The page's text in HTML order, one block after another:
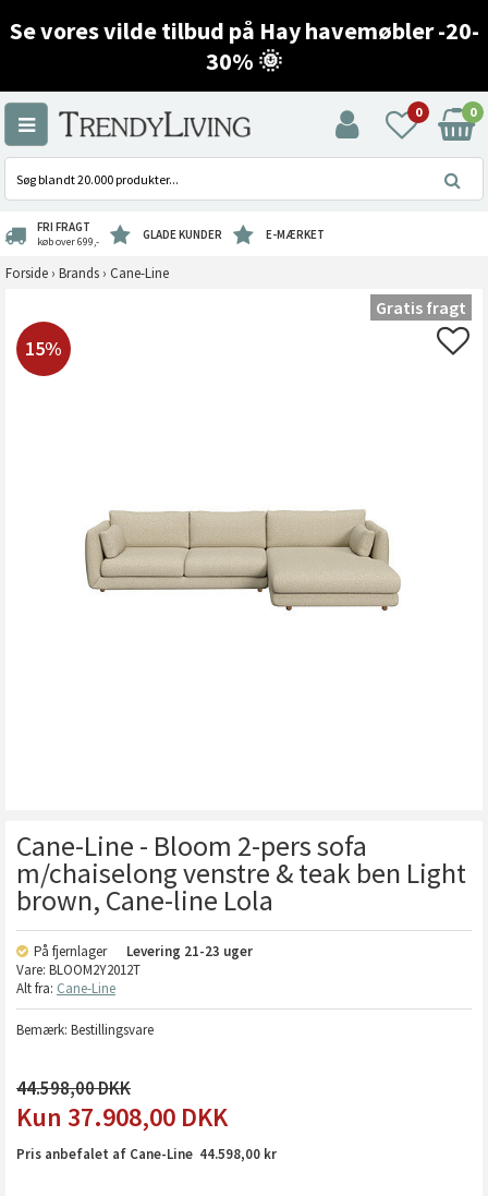
Se vores vilde tilbud på Hay havemøbler -20-
30% 🌞
0 0
FRI FRAGT
køb over 699,- GLADE KUNDER E-MÆRKET
Forside › Brands › Cane-Line
15%
Gratis fragt
Cane-Line - Bloom 2-pers sofa
m/chaiselong venstre & teak ben Light
brown, Cane-line Lola
På fjernlager Levering 21-23 uger
Vare: BLOOM2Y2012T
Alt fra: Cane-Line
Bemærk: Bestillingsvare
44.598,00
37.908,00 DKK
Pris anbefalet af Cane-Line 44.598,00 kr